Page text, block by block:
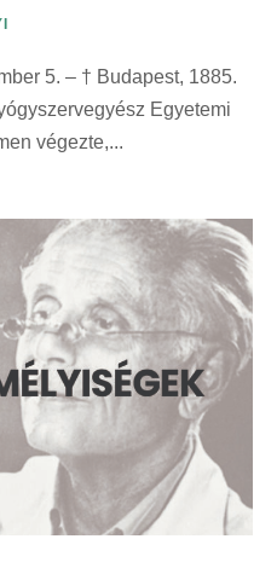
5. – † Budapest, 1885.
Egyetemi
végezte,...